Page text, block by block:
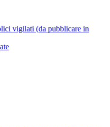
vigilati (da pubblicare in